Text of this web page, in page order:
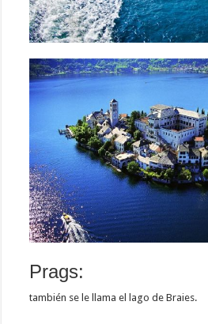
Prags:
también se le llama el lago de Braies.